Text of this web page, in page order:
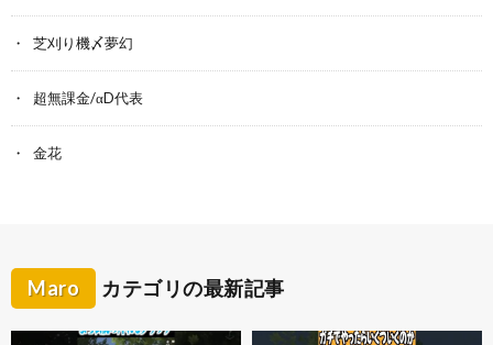
芝刈り機〆夢幻
超無課金/αD代表
金花
Maro カテゴリの最新記事